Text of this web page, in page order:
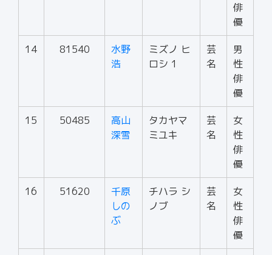
俳
優
14 81540
水野
浩
ミズノ ヒ
ロシ 1
芸
名
男
性
俳
優
15 50485
高山
深雪
タカヤマ
ミユキ
芸
名
女
性
俳
優
16 51620
千原
しの
ぶ
チハラ シ
ノブ
芸
名
女
性
俳
優